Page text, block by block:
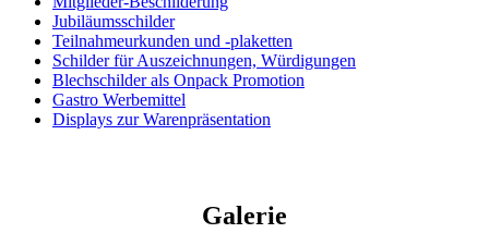
Jubiläumsschilder
Teilnahmeurkunden und -plaketten
Schilder für Auszeichnungen, Würdigungen
Blechschilder als Onpack Promotion
Gastro Werbemittel
Displays zur Warenpräsentation
Galerie